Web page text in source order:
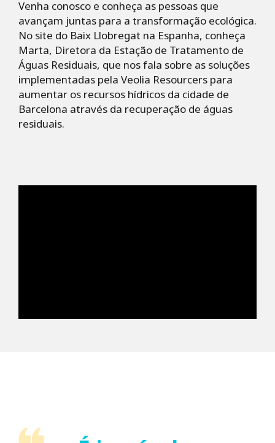
Venha conosco e conheça as pessoas que
avançam juntas para a transformação ecológica.
No site do Baix Llobregat na Espanha, conheça
Marta, Diretora da Estação de Tratamento de
Águas Residuais, que nos fala sobre as soluções
implementadas pela Veolia Resourcers para
aumentar os recursos hídricos da cidade de
Barcelona através da recuperação de águas
residuais.